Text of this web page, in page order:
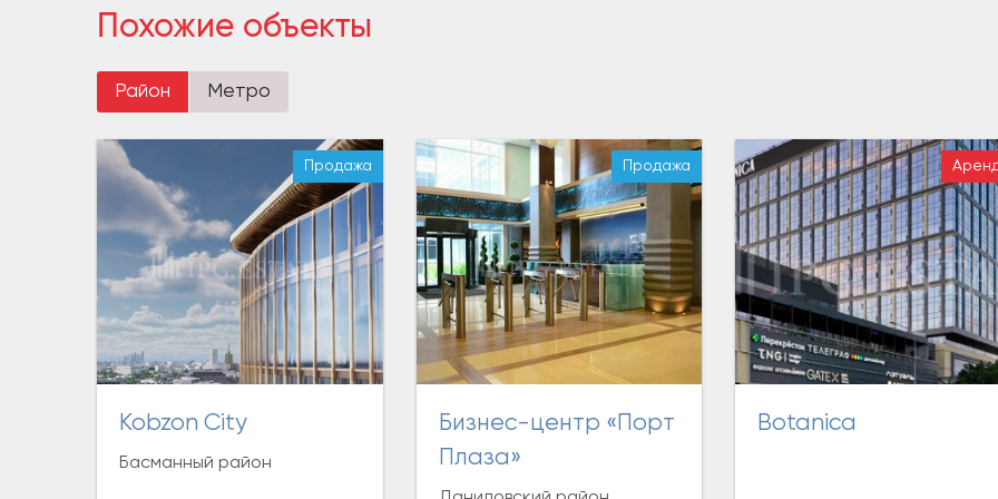
Похожие объекты
Район Метро
Продажа
Kobzon City
Басманный район
Продажа
Бизнес-центр «Порт
Плаза»
Botanica